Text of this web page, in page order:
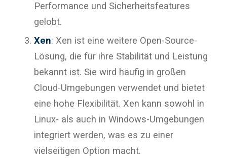
Performance und Sicherheitsfeatures
gelobt.
Xen: Xen ist eine weitere Open-Source-
Lösung, die für ihre Stabilität und Leistung
bekannt ist. Sie wird häufig in großen
Cloud-Umgebungen verwendet und bietet
eine hohe Flexibilität. Xen kann sowohl in
Linux- als auch in Windows-Umgebungen
integriert werden, was es zu einer
vielseitigen Option macht.